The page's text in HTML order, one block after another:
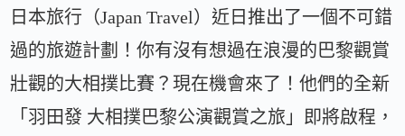
日本旅行（Japan Travel）近日推出了一個不可錯
過的旅遊計劃！你有沒有想過在浪漫的巴黎觀賞
壯觀的大相撲比賽？現在機會來了！他們的全新
「羽田發 大相撲巴黎公演觀賞之旅」即將啟程，